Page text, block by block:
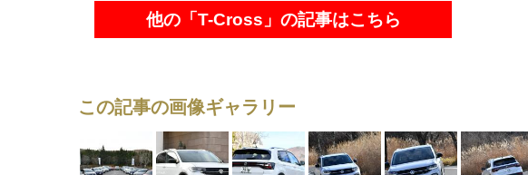
他の「T-Cross」の記事はこちら
この記事の画像ギャラリー